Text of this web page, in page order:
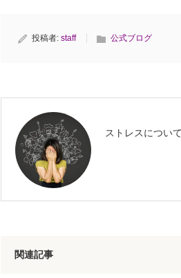
投稿者: staff 公式ブログ
ストレスについ
関連記事